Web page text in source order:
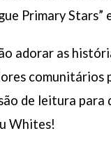
Primary Stars”
adorar as
comunitários
de leitura para
Whites!